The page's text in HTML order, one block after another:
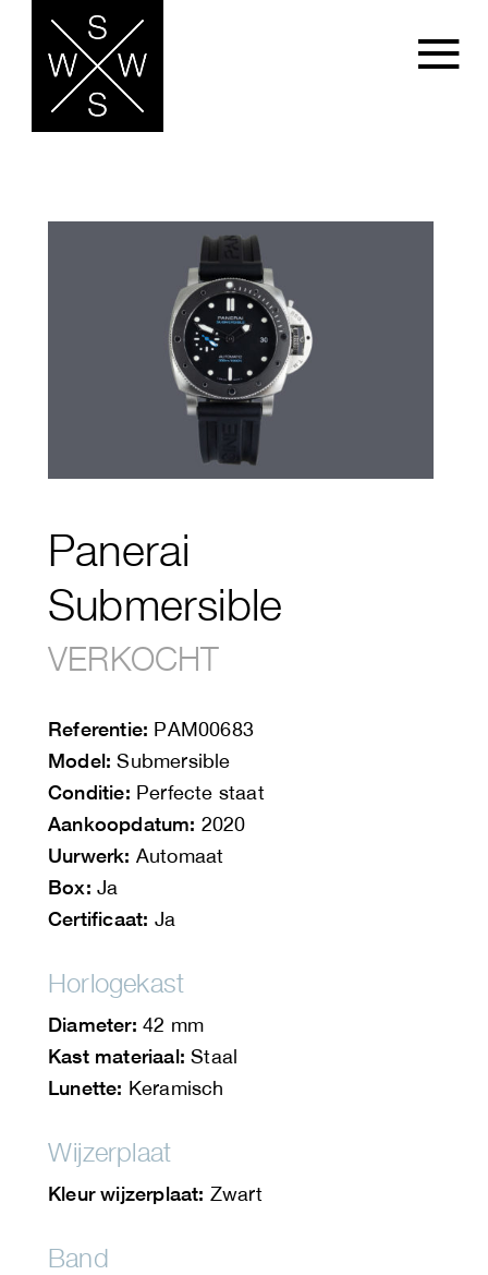
Panerai
Submersible
VERKOCHT
Referentie: PAM00683
Model: Submersible
Conditie: Perfecte staat
Aankoopdatum: 2020
Uurwerk: Automaat
Box: Ja
Certificaat: Ja
Horlogekast
Diameter: 42 mm
Kast materiaal: Staal
Lunette: Keramisch
Wijzerplaat
Kleur wijzerplaat: Zwart
Band